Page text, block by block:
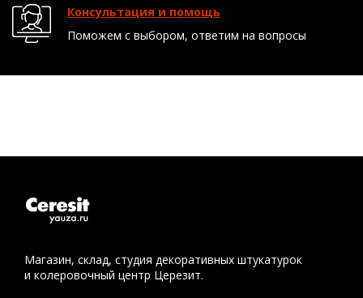
Консультация и помощь
Поможем с выбором, ответим на вопросы
Магазин, склад, студия декоративных штукатурок
и колеровочный центр Церезит.